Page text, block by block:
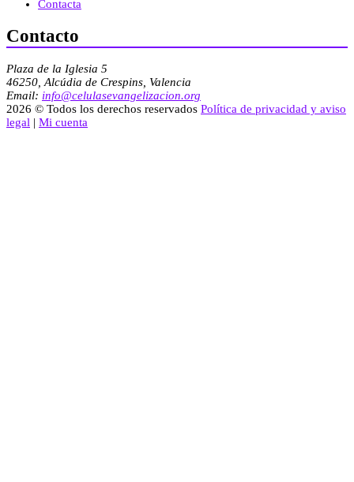
Contacta
Contacto
Plaza de la Iglesia 5
46250, Alcúdia de Crespins, Valencia
Email: info@celulasevangelizacion.org
2026 © Todos los derechos reservados Política de privacidad y aviso
legal | Mi cuenta